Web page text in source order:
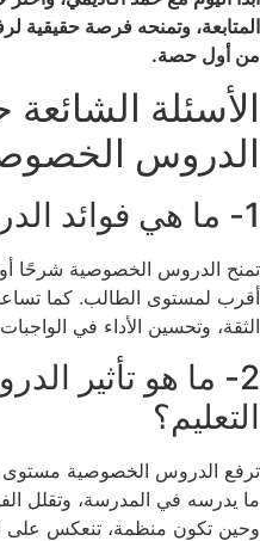
المتابعة، وتمنحه فرصة حقيقية
من أول حصة.
الأسئلة
الدروس
1- ما هي فوائد الدروس الخصوصية؟
تمنح الدروس الخصوصية شرحًا
أقرب لمستوى الطالب. كما
الثقة، وتحسين الأداء في
2- ما هو تأثير
التعليم؟
ترفع الدروس الخصوصية مستوى
ما يدرسه في المدرسة، وتقلل
وحين تكون منظمة، تنعكس على